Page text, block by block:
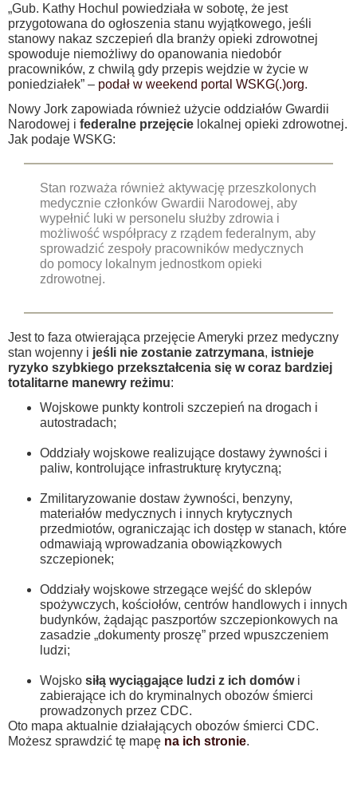
„Gub. Kathy Hochul powiedziała w sobotę, że jest
przygotowana do ogłoszenia stanu wyjątkowego, jeśli
stanowy nakaz szczepień dla branży opieki zdrowotnej
spowoduje niemożliwy do opanowania niedobór
pracowników, z chwilą gdy przepis wejdzie w życie w
poniedziałek” – podał w weekend portal WSKG(.)org.
Nowy Jork zapowiada również użycie oddziałów Gwardii
Narodowej i federalne przejęcie lokalnej opieki zdrowotnej.
Jak podaje WSKG:
Stan rozważa również aktywację przeszkolonych
medycznie członków Gwardii Narodowej, aby
wypełnić luki w personelu służby zdrowia i
możliwość współpracy z rządem federalnym, aby
sprowadzić zespoły pracowników medycznych
do pomocy lokalnym jednostkom opieki
zdrowotnej.
Jest to faza otwierająca przejęcie Ameryki przez medyczny
stan wojenny i jeśli nie zostanie zatrzymana, istnieje
ryzyko szybkiego przekształcenia się w coraz bardziej
totalitarne manewry reżimu:
Wojskowe punkty kontroli szczepień na drogach i
autostradach;
Oddziały wojskowe realizujące dostawy żywności i
paliw, kontrolujące infrastrukturę krytyczną;
Zmilitaryzowanie dostaw żywności, benzyny,
materiałów medycznych i innych krytycznych
przedmiotów, ograniczając ich dostęp w stanach, które
odmawiają wprowadzania obowiązkowych
szczepionek;
Oddziały wojskowe strzegące wejść do sklepów
spożywczych, kościołów, centrów handlowych i innych
budynków, żądając paszportów szczepionkowych na
zasadzie „dokumenty proszę” przed wpuszczeniem
ludzi;
Wojsko siłą wyciągające ludzi z ich domówi
zabierające ich do kryminalnych obozów śmierci
prowadzonych przez CDC.
Oto mapa aktualnie działających obozów śmierci CDC.
Możesz sprawdzić tę mapę na ich stronie.